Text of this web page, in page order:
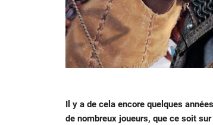
Il y a de cela encore quelques
de nombreux joueurs, que ce soit